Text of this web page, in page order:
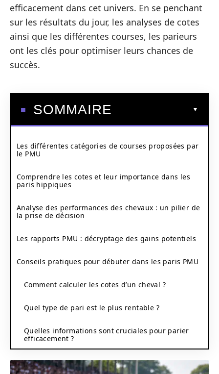
efficacement dans cet univers. En se penchant
sur les résultats du jour, les analyses de cotes
ainsi que les différentes courses, les parieurs
ont les clés pour optimiser leurs chances de
succès.
SOMMAIRE
Les différentes catégories de courses proposées par
le PMU
Comprendre les cotes et leur importance dans les
paris hippiques
Analyse des performances des chevaux : un pilier de
la prise de décision
Les rapports PMU : décryptage des gains potentiels
Conseils pratiques pour débuter dans les paris PMU
Comment calculer les cotes d’un cheval ?
Quel type de pari est le plus rentable ?
Quelles informations sont cruciales pour parier
efficacement ?